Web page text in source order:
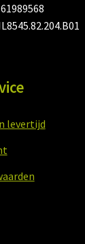
levertijd